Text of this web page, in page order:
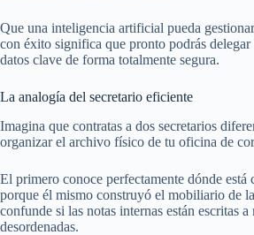
Que una inteligencia artificial pueda
con éxito significa que pronto podrás delegar
datos clave de forma totalmente segura.
La analogía del secretario eficiente
Imagina que contratas a dos secretarios
organizar el archivo físico de tu oficina de
El primero conoce perfectamente dónde está
porque él mismo construyó el mobiliario de
confunde si las notas internas están escritas a
desordenadas.